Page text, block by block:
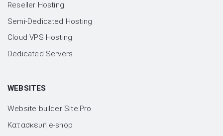
Reseller Hosting
Semi-Dedicated Hosting
Cloud VPS Hosting
Dedicated Servers
WEBSITES
Website builder Site.Pro
Kατασκευή e-shop